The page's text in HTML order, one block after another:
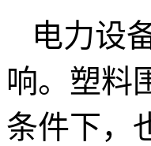
电力设
响。塑料
条件下，